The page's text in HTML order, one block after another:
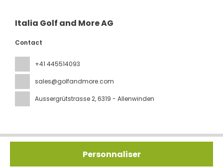
Personnaliser
Italia Golf and More AG
Contact
+41 445514093
sales@golfandmore.com
Aussergrütstrasse 2, 6319 - Allenwinden
Tous droits réservés IGM © 2026 Politique de confidentialité